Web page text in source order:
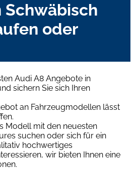
Schwäbisch
oder
Audi A8 Angebote in
sichern Sie sich Ihren
an Fahrzeugmodellen lässt
Modell mit den neuesten
suchen oder sich für ein
hochwertiges
wir bieten Ihnen eine